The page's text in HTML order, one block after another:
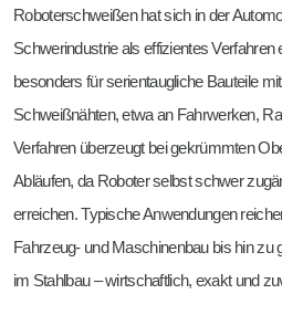
Roboterschweißen hat sich in der
Schwerindustrie als effizientes Verfahren
besonders für serientaugliche Bauteile
Schweißnähten, etwa an Fahrwerken,
Verfahren überzeugt bei gekrümmten
Abläufen, da Roboter selbst schwer
erreichen. Typische Anwendungen
Fahrzeug- und Maschinenbau bis hin zu
im Stahlbau – wirtschaftlich, exakt und